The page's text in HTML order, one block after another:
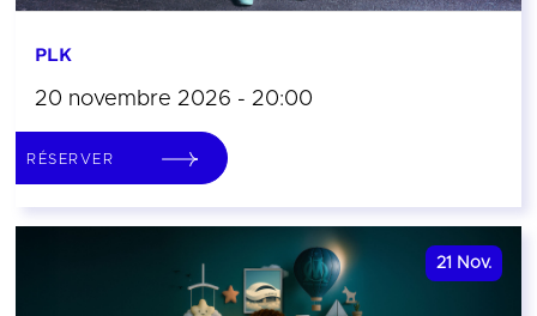
PLK
20 novembre 2026 - 20:00
RÉSERVER
21 Nov.